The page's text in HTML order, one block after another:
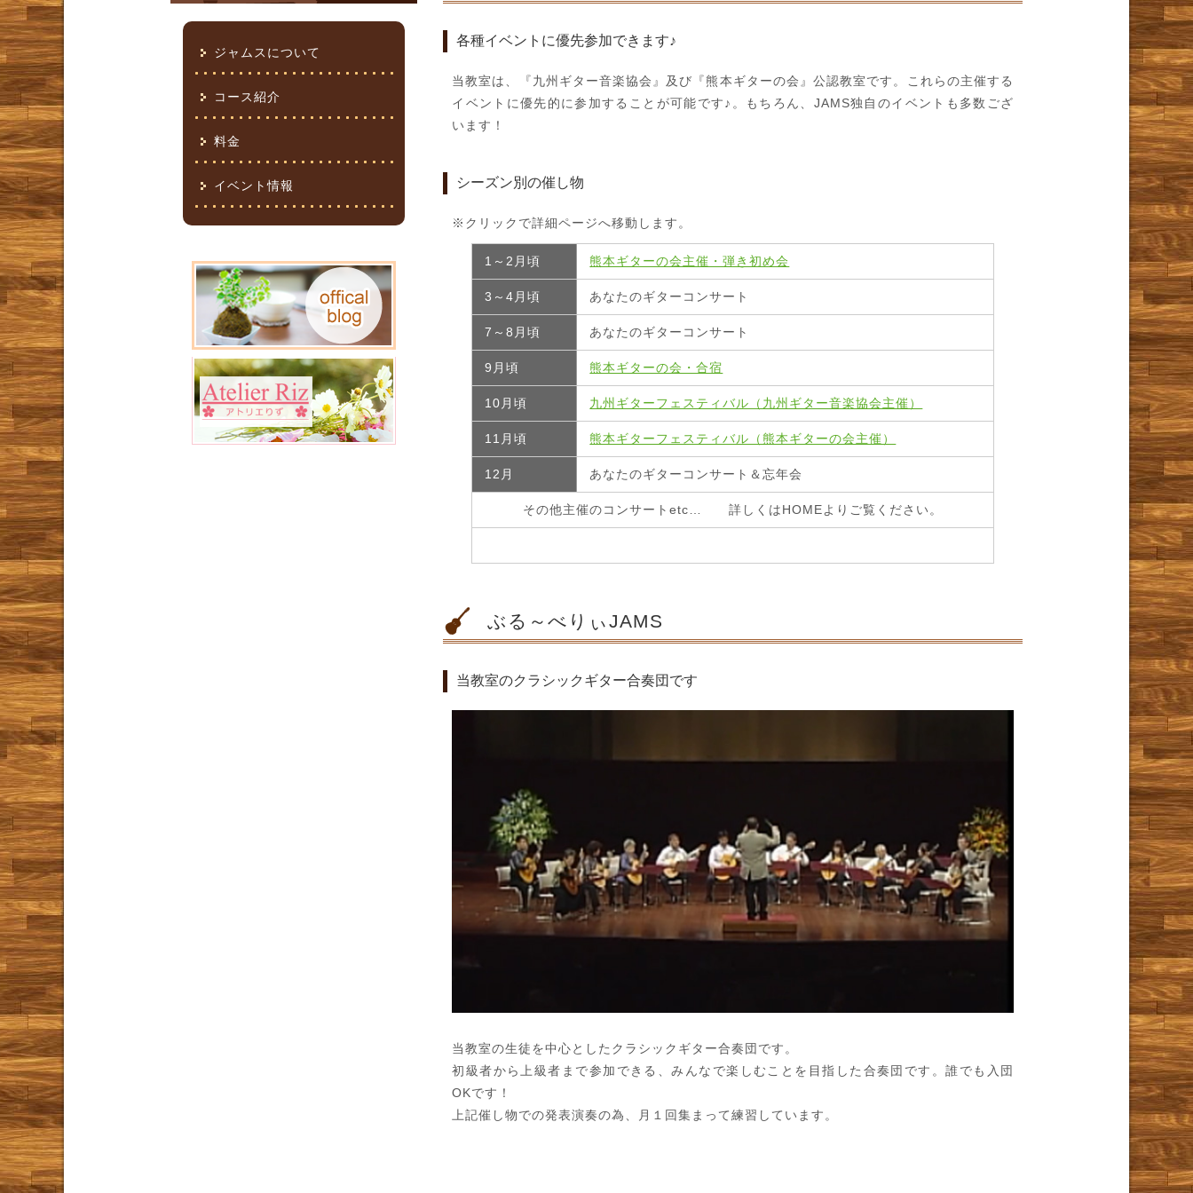
ジャムスについて
コース紹介
料金
イベント情報
各種イベントに優先参加できます♪
当教室は、『九州ギター音楽協会』及び『熊本ギターの会』公認教室です。これらの主催する
イベントに優先的に参加することが可能です♪。もちろん、JAMS独自のイベントも多数ござ
います！
シーズン別の催し物
※クリックで詳細ページへ移動します。
1～2月頃 熊本ギターの会主催・弾き初め会
3～4月頃 あなたのギターコンサート
7～8月頃 あなたのギターコンサート
9月頃 熊本ギターの会・合宿
10月頃 九州ギターフェスティバル（九州ギター音楽協会主催）
11月頃 熊本ギターフェスティバル（熊本ギターの会主催）
12月 あなたのギターコンサート＆忘年会
その他主催のコンサートetc… 詳しくはHOMEよりご覧ください。
ぶる～べりぃJAMS
当教室のクラシックギター合奏団です
当教室の生徒を中心としたクラシックギター合奏団です。
初級者から上級者まで参加できる、みんなで楽しむことを目指した合奏団です。誰でも入団
OKです！
上記催し物での発表演奏の為、月１回集まって練習しています。